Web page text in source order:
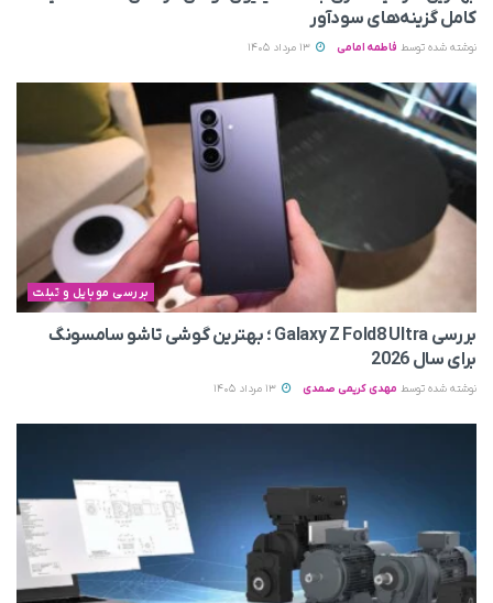
کامل گزینه‌های سودآور
نوشته شده توسط فاطمه امامی
بررسی موبایل و تبلت
بررسی Galaxy Z Fold8 Ultra ؛ بهترین گوشی تاشو سامسونگ
برای سال 2026
نوشته شده توسط مهدی کریمی صمدی